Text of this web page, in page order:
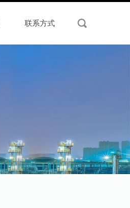
联系方式